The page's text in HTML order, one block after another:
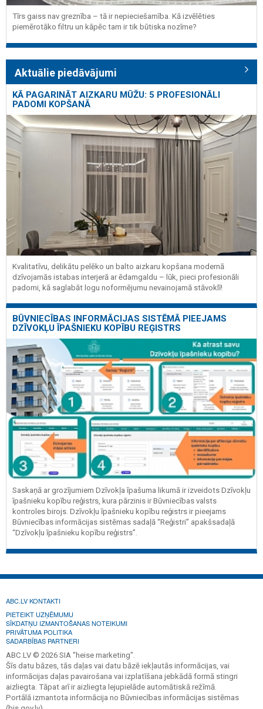
Tīrs gaiss nav greznība – tā ir nepieciešamība. Kā izvēlēties
piemērotāko filtru un kāpēc tam ir tik būtiska nozīme?
Aktuālie piedāvājumi
KĀ PAGARINĀT AIZKARU MŪŽU: 5 PROFESIONĀLI
PADOMI KOPŠANĀ
Kvalitatīvu, delikātu pelēko un balto aizkaru kopšana modernā
dzīvojamās istabas interjerā ar ēdamgaldu – lūk, pieci profesionāli
padomi, kā saglabāt logu noformējumu nevainojamā stāvoklī!
BŪVNIECĪBAS INFORMĀCIJAS SISTĒMĀ PIEEJAMS
DZĪVOKĻU ĪPAŠNIEKU KOPĪBU REĢISTRS
Saskaņā ar grozījumiem Dzīvokļa īpašuma likumā ir izveidots Dzīvokļu
īpašnieku kopību reģistrs, kura pārzinis ir Būvniecības valsts
kontroles birojs. Dzīvokļu īpašnieku kopību reģistrs ir pieejams
Būvniecības informācijas sistēmas sadaļā “Reģistri” apakšsadaļā
“Dzīvokļu īpašnieku kopību reģistrs”.
ABC.LV KONTAKTI
PIETEIKT UZŅĒMUMU
SĪKDATŅU IZMANTOŠANAS NOTEIKUMI
PRIVĀTUMA POLITIKA
SADARBĪBAS PARTNERI
ABC.LV © 2026 SIA "heise marketing".
Šīs datu bāzes, tās daļas vai datu bāzē iekļautās informācijas, vai
informācijas daļas pavairošana vai izplatīšana jebkādā formā stingri
aizliegta. Tāpat arī ir aizliegta lejupielāde automātiskā režīmā.
Portālā izmantota informācija no Būvniecības informācijas sistēmas